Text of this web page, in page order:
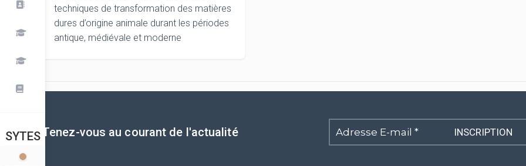
SYTES
techniques de transformation des matières
dures d’origine animale durant les périodes
antique, médiévale et moderne
Tenez-vous au courant de l'actualité
Adresse
E-